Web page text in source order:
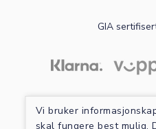
Vi bruker
skal fungere best mulig.
GIA
Les mer om